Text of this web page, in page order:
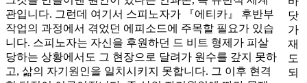
닷
가
재
도
되
관입니다. 그런데 여기서 스피노자가 『에티카』 후반부
작업의 과정에서 겪었던 에피소드에 주목할 필요가 있습
니다. 스피노자는 자신을 후원하던 드 비트 형제가 피살
당하는 상황에서도 그 현장으로 달려가 원수를 갚지 못하
고, 삶의 자기원인을 일치시키지 못합니다. 그 이후 현격